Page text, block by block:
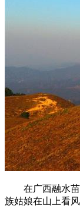
在广西融水苗
族姑娘在山上看风